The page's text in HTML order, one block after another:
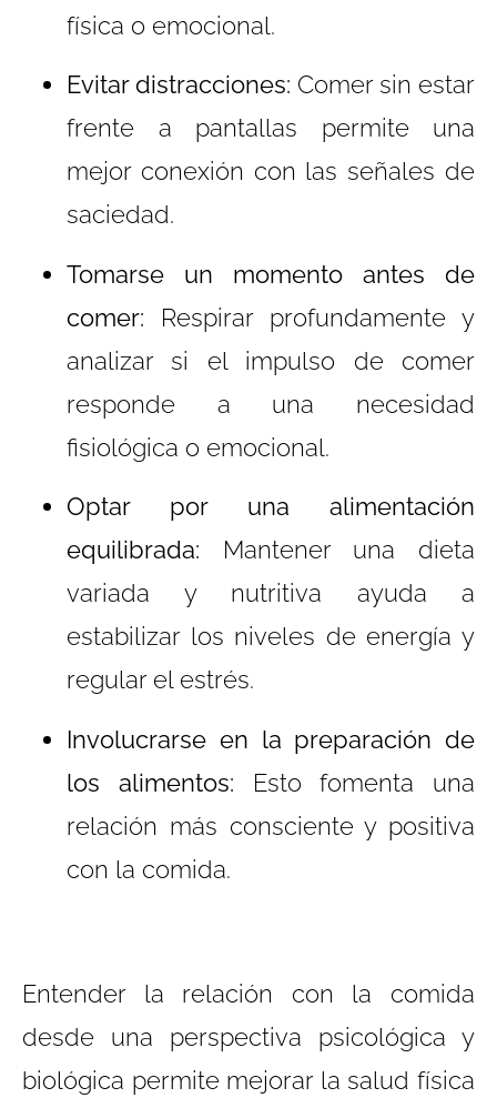
física o emocional.
Evitar distracciones: Comer sin estar
frente a pantallas permite una
mejor conexión con las señales de
saciedad.
Tomarse un momento antes de
comer: Respirar profundamente y
analizar si el impulso de comer
responde a una necesidad
fisiológica o emocional.
Optar por una alimentación
equilibrada: Mantener una dieta
variada y nutritiva ayuda a
estabilizar los niveles de energía y
regular el estrés.
Involucrarse en la preparación de
los alimentos: Esto fomenta una
relación más consciente y positiva
con la comida.
Entender la relación con la comida
desde una perspectiva psicológica y
biológica permite mejorar la salud física